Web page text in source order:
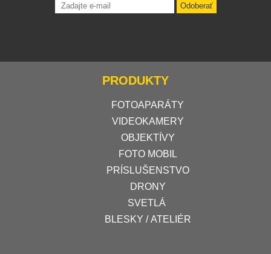
Odoberať
PRODUKTY
FOTOAPARÁTY
VIDEOKAMERY
OBJEKTÍVY
FOTO MOBIL
PRÍSLUŠENSTVO
DRONY
SVETLÁ
BLESKY / ATELIÉR